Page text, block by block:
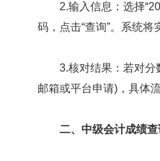
2.输入信息：选择
码，点击“查询”。系统
3.核对结果：若对分数
邮箱或平台申请)，具体
二、中级会计成绩